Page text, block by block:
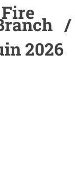
/
2026